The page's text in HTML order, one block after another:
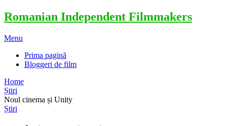
Romanian Independent Filmmakers
Menu
Prima pagină
Bloggeri de film
Home
Știri
Noul cinema și Unity
Știri